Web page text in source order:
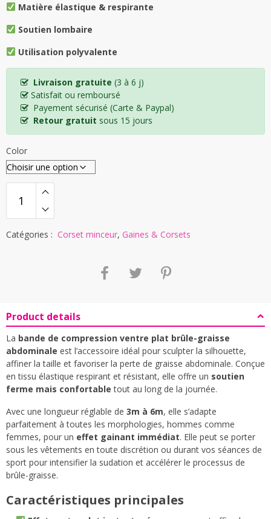
Matière élastique & respirante
Soutien lombaire
Utilisation polyvalente
Livraison gratuite (3 à 6 j)
Satisfait ou remboursé
Payement sécurisé (Carte & Paypal)
Retour gratuit sous 15 jours
Color
Catégories : Corset minceur, Gaines & Corsets
Product details
La bande de compression ventre plat brûle-graisse
abdominale est l’accessoire idéal pour sculpter la silhouette,
affiner la taille et favoriser la perte de graisse abdominale. Conçue
en tissu élastique respirant et résistant, elle offre un soutien
ferme mais confortable tout au long de la journée.
Avec une longueur réglable de 3m à 6m, elle s’adapte
parfaitement à toutes les morphologies, hommes comme
femmes, pour un effet gainant immédiat. Elle peut se porter
sous les vêtements en toute discrétion ou durant vos séances de
sport pour intensifier la sudation et accélérer le processus de
brûle-graisse.
Caractéristiques principales